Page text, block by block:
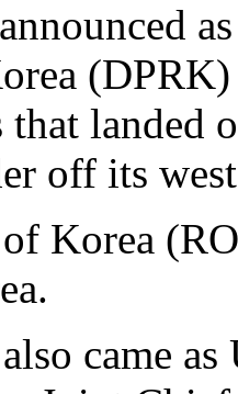
landed
off its
Korea
came